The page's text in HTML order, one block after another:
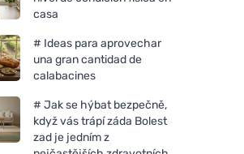
casa
# Ideas para aprovechar
una gran cantidad de
calabacines
# Jak se hýbat bezpečně,
když vás trápí záda Bolest
zad je jedním z